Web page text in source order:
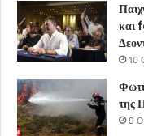
και
10
της
9